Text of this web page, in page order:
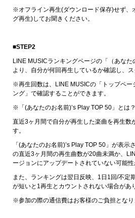
※オフライン再生(ダウンロード保存)せず、
グ再生)してお聞きください。
■STEP2
LINE MUSICランキングページの「（あなた
より、自分が何回再生しているか確認し、ス
※再生回数は、LINE MUSICの「トップペ
ング」で確認することができます。
※「(あなたのお名前)’s Play TOP 50」とは？
直近3ヶ月間で自分が再生した楽曲を再生数
す。
「(あなたのお名前)’s Play TOP 50」が表
の直近3ヶ月間の再生曲数が20曲未満か、
ージョンにアップデートされていない可能性
また、ランキングは翌日反映、1日1回/不定
が短いと1再生とカウントされない場合があ
※参加の際の通信費はお客様のご負担となり